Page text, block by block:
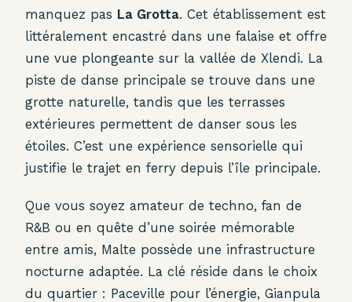
manquez pas La Grotta. Cet établissement est
littéralement encastré dans une falaise et offre
une vue plongeante sur la vallée de Xlendi. La
piste de danse principale se trouve dans une
grotte naturelle, tandis que les terrasses
extérieures permettent de danser sous les
étoiles. C’est une expérience sensorielle qui
justifie le trajet en ferry depuis l’île principale.
Que vous soyez amateur de techno, fan de
R&B ou en quête d’une soirée mémorable
entre amis, Malte possède une infrastructure
nocturne adaptée. La clé réside dans le choix
du quartier : Paceville pour l’énergie, Gianpula